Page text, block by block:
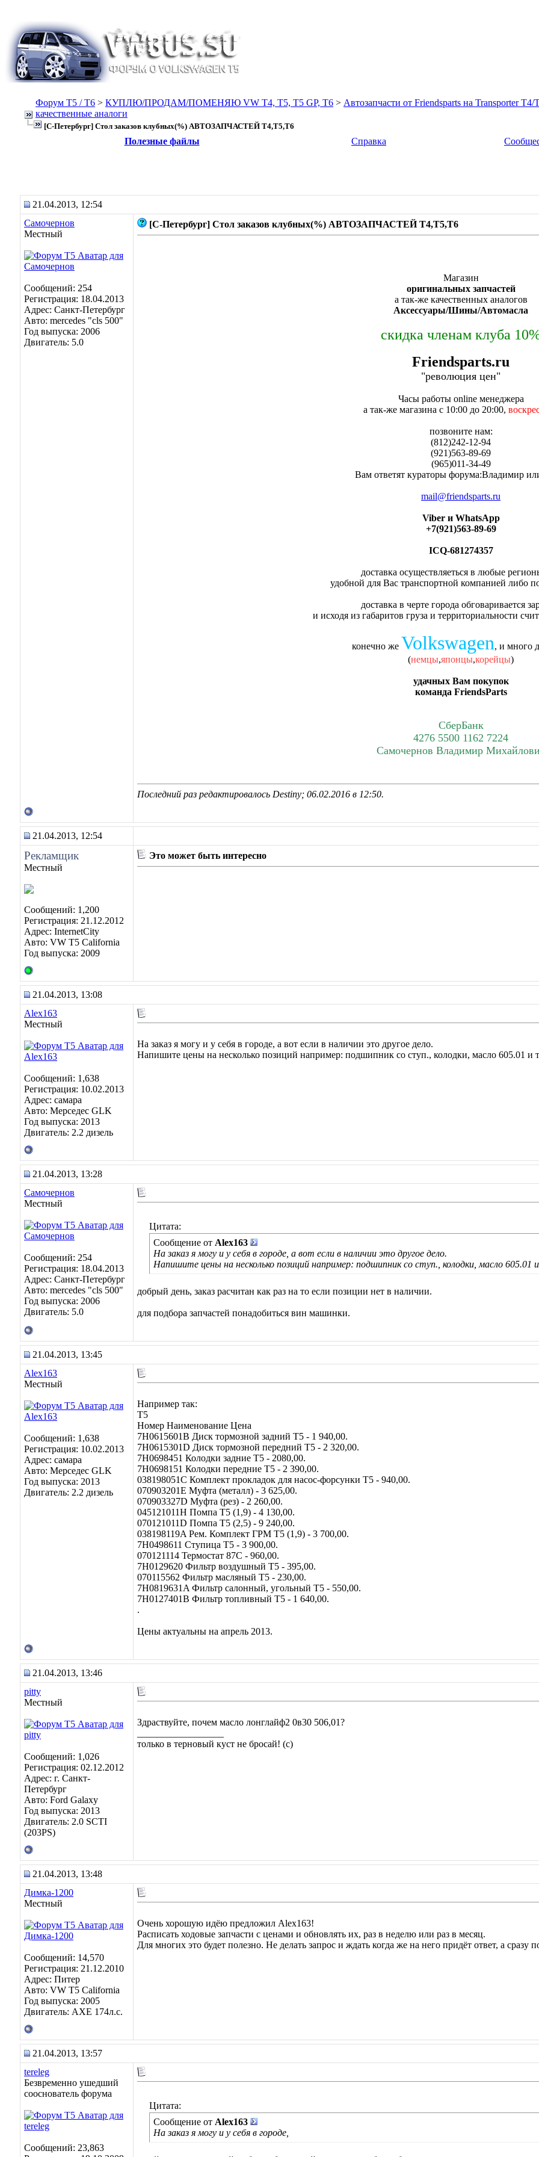
Форум Т5 / T6 > КУПЛЮ/ПРОДАМ/ПОМЕНЯЮ VW T4, Т5, T5 GP, T6 > Автозапчасти от Friendsparts на Transporter
качественные аналоги
[С-Петербург] Стол заказов клубных(%) АВТОЗАПЧАСТЕЙ T4,T5,T6
Полезные файлы Справка
21.04.2013, 12:54
Самочернов
Местный
Сообщений: 254
Регистрация: 18.04.2013
Адрес: Санкт-Петербург
Авто: mercedes "cls 500"
Год выпуска: 2006
Двигатель: 5.0
[С-Петербург] Стол заказов клубных(%) АВТОЗАПЧАСТЕЙ T4,T5,T6
Магазин
оригинальных запчастей
а так-же качественных аналогов
Аксессуары/Шины/Автомасла
скидка членам клуба
Friendsparts.ru
"революция цен"
Часы работы online менеджера
а так-же магазина с 10:00 до 20:00,
позвоните нам:
(812)242-12-94
(921)563-89-69
(965)011-34-49
Вам ответят кураторы форума:Владимир
mail@friendsparts.ru
Viber и WhatsApp
+7(921)563-89-69
ICQ-681274357
доставка осуществляеться в любые
удобной для Вас транспортной компанией либо
доставка в черте города обговаривается
и исходя из габаритов груза и территориальности
конечно же Volkswagen, и много
(немцы,японцы,корейцы)
удачных Вам покупок
команда FriendsParts
СберБанк
4276 5500 1162 7224
Самочернов Владимир
Последний раз редактировалось Destiny; 06.02.2016 в 12:50.
21.04.2013, 12:54
Рекламщик
Местный
Сообщений: 1,200
Регистрация: 21.12.2012
Адрес: InternetCity
Авто: VW T5 California
Год выпуска: 2009
Это может быть интересно
21.04.2013, 13:08
Alex163
Местный
Сообщений: 1,638
Регистрация: 10.02.2013
Адрес: самара
Авто: Мерседес GLK
Год выпуска: 2013
Двигатель: 2.2 дизель
На заказ я могу и у себя в городе, а вот если в наличии это другое дело.
Напишите цены на несколько позиций например: подшипник со ступ., колодки, масло 605.01 и
21.04.2013, 13:28
Самочернов
Местный
Сообщений: 254
Регистрация: 18.04.2013
Адрес: Санкт-Петербург
Авто: mercedes "cls 500"
Год выпуска: 2006
Двигатель: 5.0
Цитата:
Сообщение от Alex163
На заказ я могу и у себя в городе, а вот если в наличии это другое дело.
Напишите цены на несколько позиций например: подшипник со ступ., колодки, масло 605.01
добрый день, заказ расчитан как раз на то если позиции нет в наличии.
для подбора запчастей понадобиться вин машинки.
21.04.2013, 13:45
Alex163
Местный
Сообщений: 1,638
Регистрация: 10.02.2013
Адрес: самара
Авто: Мерседес GLK
Год выпуска: 2013
Двигатель: 2.2 дизель
Например так:
Т5
Номер Наименование Цена
7H0615601B Диск тормозной задний Т5 - 1 940,00.
7H0615301D Диск тормозной передний Т5 - 2 320,00.
7H0698451 Колодки задние Т5 - 2080,00.
7H0698151 Колодки передние Т5 - 2 390,00.
038198051C Комплект прокладок для насос-форсунки Т5 - 940,00.
070903201E Муфта (металл) - 3 625,00.
070903327D Муфта (рез) - 2 260,00.
045121011H Помпа Т5 (1,9) - 4 130,00.
070121011D Помпа Т5 (2,5) - 9 240,00.
038198119A Рем. Комплект ГРМ Т5 (1,9) - 3 700,00.
7H0498611 Ступица Т5 - 3 900,00.
070121114 Термостат 87С - 960,00.
7H0129620 Фильтр воздушный Т5 - 395,00.
070115562 Фильтр масляный Т5 - 230,00.
7H0819631A Фильтр салонный, угольный Т5 - 550,00.
7H0127401B Фильтр топливный Т5 - 1 640,00.
.
Цены актуальны на апрель 2013.
21.04.2013, 13:46
pitty
Местный
Сообщений: 1,026
Регистрация: 02.12.2012
Адрес: г. Санкт-
Петербург
Авто: Ford Galaxy
Год выпуска: 2013
Двигатель: 2.0 SCTI
(203PS)
Здраствуйте, почем масло лонглайф2 0в30 506,01?
только в терновый куст не бросай! (с)
21.04.2013, 13:48
Димка-1200
Местный
Сообщений: 14,570
Регистрация: 21.12.2010
Адрес: Питер
Авто: VW T5 California
Год выпуска: 2005
Двигатель: AXE 174л.с.
Очень хорошую идёю предложил Alex163!
Расписать ходовые запчасти с ценами и обновлять их, раз в неделю или раз в месяц.
Для многих это будет полезно. Не делать запрос и ждать когда же на него придёт ответ, а сразу
21.04.2013, 13:57
tereleg
Безвременно ушедший
сооснователь форума
Сообщений: 23,863
Цитата:
Сообщение от Alex163
На заказ я могу и у себя в городе,